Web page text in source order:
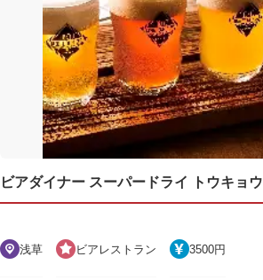
ビアダイナー スーパードライ トウキョウ
浅草 ビアレストラン 3500円